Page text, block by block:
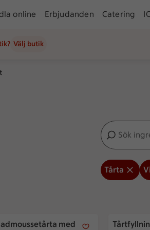
online Erbjudanden Catering
Välj butik
Sök
Inga förslag
Tårta
stycken
med
med passionsfrukt